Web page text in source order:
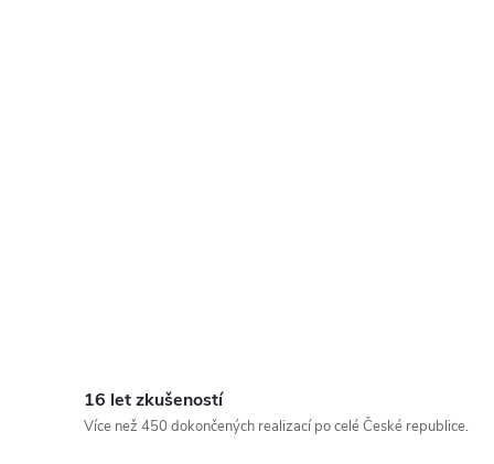
16 let zkušeností
Více než 450 dokončených realizací po celé České republice.